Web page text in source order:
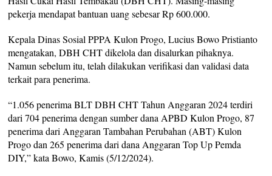
pekerja mendapat bantuan uang sebesar Rp 600.000.
Kepala Dinas Sosial PPPA Kulon Progo, Lucius Bowo Pristianto
mengatakan, DBH CHT dikelola dan disalurkan pihaknya.
Namun sebelum itu, telah dilakukan verifikasi dan validasi data
terkait para penerima.
“1.056 penerima BLT DBH CHT Tahun Anggaran 2024 terdiri
dari 704 penerima dengan sumber dana APBD Kulon Progo, 87
penerima dari Anggaran Tambahan Perubahan (ABT) Kulon
Progo dan 265 penerima dari dana Anggaran Top Up Pemda
DIY,” kata Bowo, Kamis (5/12/2024).